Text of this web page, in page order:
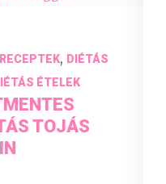
, DIÉTÁS
ÉTELEK
TOJÁS